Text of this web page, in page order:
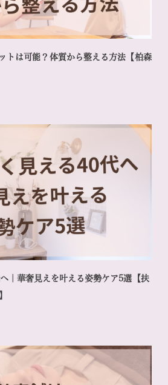
トは可能？体質から整える方法【柏森
｜華奢見えを叶える姿勢ケア5選【扶